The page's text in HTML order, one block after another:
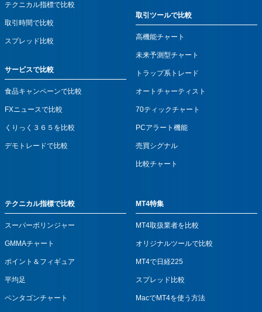
テクニカル指標で比較
取引時間で比較
スプレッド比較
サービスで比較
食品キャンペーンで比較
FXニュースで比較
くりっく３６５を比較
デモトレードで比較
取引ツールで比較
高機能チャート
未来予測型チャート
トラップ系トレード
オートチャーティスト
70ティックチャート
PCアラート機能
売買シグナル
比較チャート
テクニカル指標で比較
スーパーボリンジャー
GMMAチャート
ポイント＆フィギュア
平均足
ペンタゴンチャート
MT4特集
MT4取扱業者を比較
オリジナルツールで比較
MT4で日経225
スプレッド比較
MacでMT4を使う方法